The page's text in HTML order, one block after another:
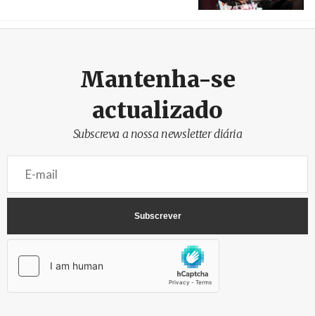
Mantenha-se
actualizado
Subscreva a nossa newsletter diária